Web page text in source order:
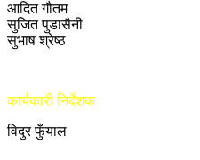
आदित गौतम
सुजित पुडासैनी
सुभाष श्रेष्ठ
कार्यकारी निर्देशक
विदुर फुँयाल